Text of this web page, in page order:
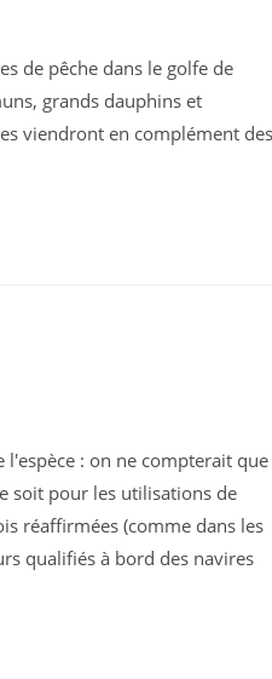
de pêche dans le golfe de
grands dauphins et
viendront en complément des
: on ne compterait que
soit pour les utilisations de
réaffirmées (comme dans les
qualifiés à bord des navires